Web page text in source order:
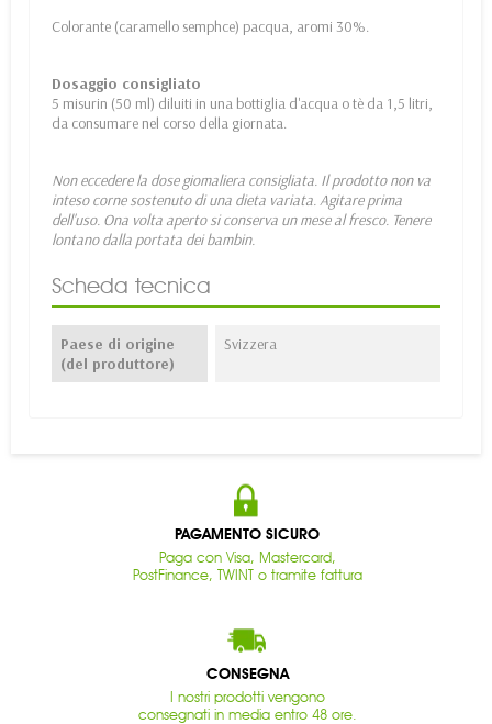
Colorante (caramello semphce) pacqua, aromi 30%.
Dosaggio consigliato
5 misurin (50 ml) diluiti in una bottiglia d'acqua o tè da 1,5 litri,
da consumare nel corso della giornata.
Non eccedere la dose giomaliera consigliata. Il prodotto non va
inteso corne sostenuto di una dieta variata. Agitare prima
dell'uso. Ona volta aperto si conserva un mese al fresco. Tenere
lontano dalla portata dei bambin.
Scheda tecnica
Paese di origine
(del produttore)
Svizzera
PAGAMENTO SICURO
Paga con Visa, Mastercard,
PostFinance, TWINT o tramite fattura
CONSEGNA
I nostri prodotti vengono
consegnati in media entro 48 ore.